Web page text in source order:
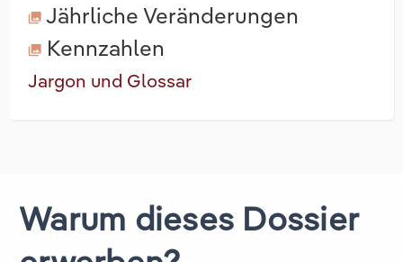
Jährliche Veränderungen
Kennzahlen
Jargon und Glossar
Warum dieses Dossier